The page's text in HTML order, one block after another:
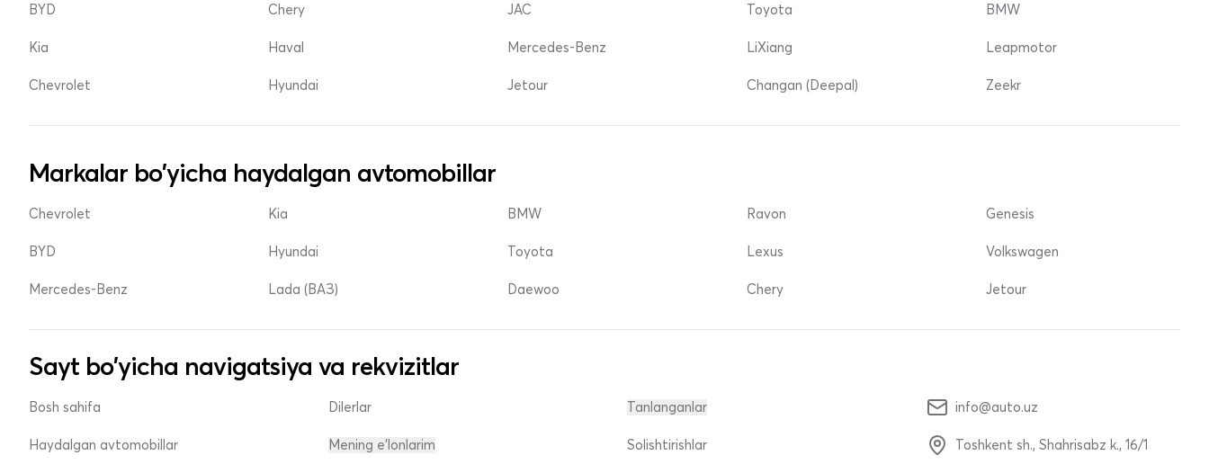
BYD
Kia
Chevrolet
Chery
Haval
Hyundai
JAC
Mercedes-Benz
Jetour
Toyota
LiXiang
Changan (Deepal)
BMW
Leapmotor
Zeekr
Markalar bo'yicha haydalgan avtomobillar
Chevrolet
BYD
Mercedes-Benz
Kia
Hyundai
Lada (ВАЗ)
BMW
Toyota
Daewoo
Ravon
Lexus
Chery
Genesis
Volkswagen
Jetour
Sayt bo'yicha navigatsiya va rekvizitlar
Bosh sahifa
Haydalgan avtomobillar
Dilerlar
Mening e'lonlarim
Tanlanganlar
Solishtirishlar
info@auto.uz
Toshkent sh., Shahrisabz k., 16/1